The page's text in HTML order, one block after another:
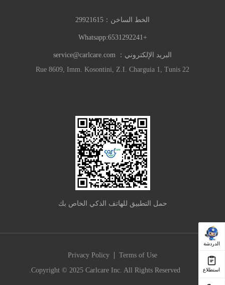
الدردشة
استطلاع
الخط الساخن： 29921615
+6531292241:Whatsapp
البريد الإلكتروني： service@carlcare.com
22 Rue 8609, Imm. Kosontini, Z.I. Charguia 1, Tunis
حمل التطبيق للهاتف الذكي الخاص بك
Privacy Policy | Terms of Use
Copyright © 2025 Carlcare Inc. All Rights Reserved.